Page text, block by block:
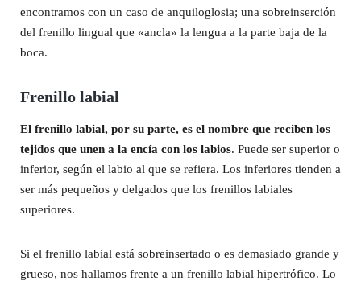
encontramos con un caso de anquiloglosia; una sobreinserción
del frenillo lingual que «ancla» la lengua a la parte baja de la
boca.
Frenillo labial
El frenillo labial, por su parte, es el nombre que reciben los
tejidos que unen a la encía con los labios. Puede ser superior o
inferior, según el labio al que se refiera. Los inferiores tienden a
ser más pequeños y delgados que los frenillos labiales
superiores.
Si el frenillo labial está sobreinsertado o es demasiado grande y
grueso, nos hallamos frente a un frenillo labial hipertrófico. Lo